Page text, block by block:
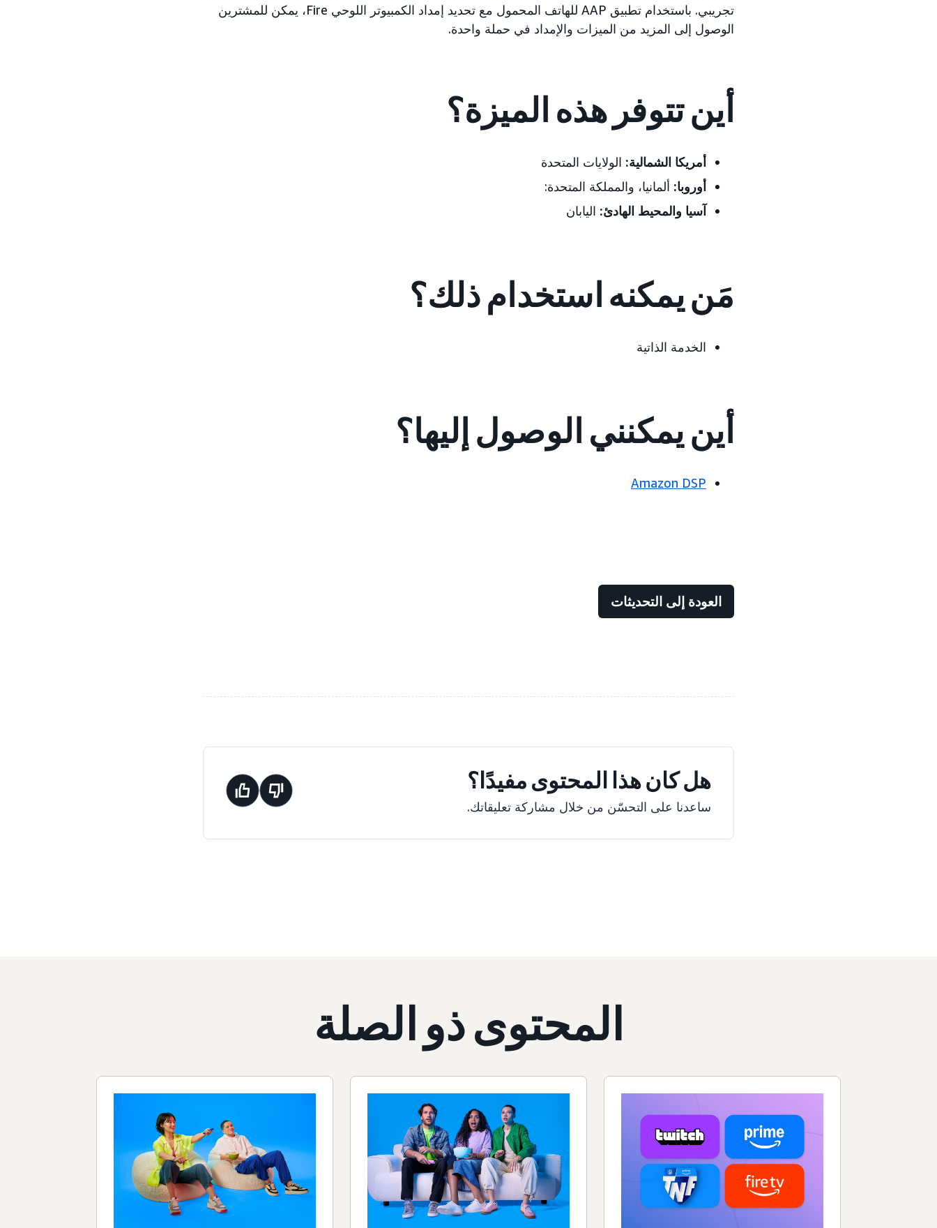
تجريبي. باستخدام تطبيق AAP للهاتف المحمول مع تحديد إمداد الكمبيوتر اللوحي Fire، يمكن للمشترين
الوصول إلى المزيد من الميزات والإمداد في حملة واحدة.
أين تتوفر هذه الميزة؟
أمريكا الشمالية: الولايات المتحدة
أوروبا: ألمانيا، والمملكة المتحدة:
آسيا والمحيط الهادئ: اليابان
مَن يمكنه استخدام ذلك؟
الخدمة الذاتية
أين يمكنني الوصول إليها؟
Amazon DSP
العودة إلى التحديثات
هل كان هذا المحتوى مفيدًا؟
ساعدنا على التحسّن من خلال مشاركة تعليقاتك.
المحتوى ذو الصلة